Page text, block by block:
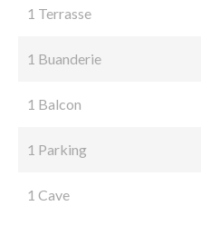
1 Terrasse
1 Buanderie
1 Balcon
1 Parking
1 Cave